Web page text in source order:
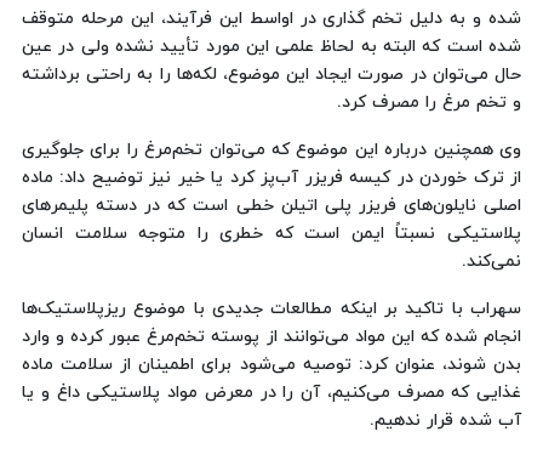
شده و به دلیل تخم گذاری در اواسط این فرآیند، این مرحله متوقف
شده است که البته به لحاظ علمی این مورد تأیید نشده ولی در عین
حال می‌توان در صورت ایجاد این موضوع، لکه‌ها را به راحتی برداشته
و تخم مرغ را مصرف کرد.
وی همچنین درباره این موضوع که می‌توان تخم‌مرغ را برای جلوگیری
از ترک خوردن در کیسه فریزر آب‌پز کرد یا خیر نیز توضیح داد: ماده
اصلی نایلون‌های فریزر پلی اتیلن خطی است که در دسته پلیمرهای
پلاستیکی نسبتاً ایمن است که خطری را متوجه سلامت انسان
نمی‌کند.
سهراب با تاکید بر اینکه مطالعات جدیدی با موضوع ریزپلاستیک‌ها
انجام شده که این مواد می‌توانند از پوسته تخم‌مرغ عبور کرده و وارد
بدن شوند، عنوان کرد: توصیه می‌شود برای اطمینان از سلامت ماده
غذایی که مصرف می‌کنیم، آن را در معرض مواد پلاستیکی داغ و یا
آب شده قرار ندهیم.